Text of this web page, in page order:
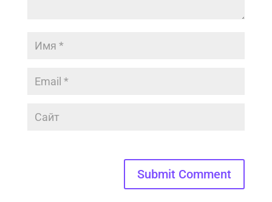
Submit Comment